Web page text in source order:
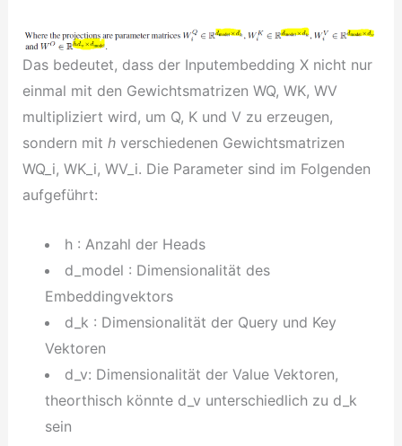
Das bedeutet, dass der Inputembedding X nicht nur
einmal mit den Gewichtsmatrizen WQ, WK, WV
multipliziert wird, um Q, K und V zu erzeugen,
sondern mit hverschiedenen Gewichtsmatrizen
WQ_i, WK_i, WV_i. Die Parameter sind im Folgenden
aufgeführt:
h : Anzahl der Heads
d_model : Dimensionalität des
Embeddingvektors
d_k : Dimensionalität der Query und Key
Vektoren
d_v: Dimensionalität der Value Vektoren,
theorthisch könnte d_v unterschiedlich zu d_k
sein